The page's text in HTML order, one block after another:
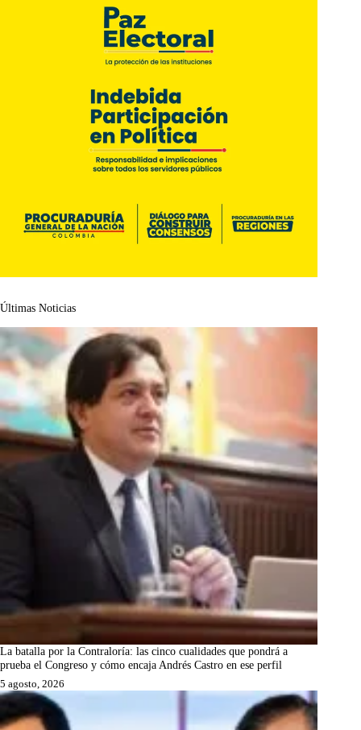
Últimas Noticias
La batalla por la Contraloría: las cinco cualidades que pondrá a
prueba el Congreso y cómo encaja Andrés Castro en ese perfil
5 agosto, 2026